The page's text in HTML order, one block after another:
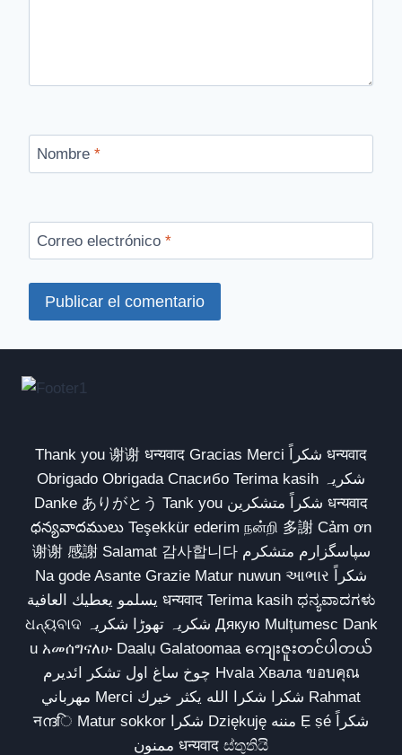
Nombre *
Correo electrónico *
Thank you 谢谢 धन्यवाद Gracias Merci شكراً धन्यवाद
Obrigado Obrigada Спасибо Terima kasih شکریہ
Danke ありがとう Tank you شكراً متشكرين धन्यवाद
ధన్యవాదములు Teşekkür ederim நன்றி 多謝 Cảm ơn
谢谢 感謝 Salamat 감사합니다 سپاسگزارم متشکرم
Na gode Asante Grazie Matur nuwun આભાર شكراً
يسلمو يعطيك العافية धन्यवाद Terima kasih ಧನ್ಯವಾದಗಳು
ଧନ୍ୟବାଦ شکریہ تھوڑا شکریہ Дякую Mulțumesc Dank
u አመሰግናለሁ Daalụ Galatoomaa ကျေးဇူးတင်ပါတယ်
چوخ ساغ اول تشکر ائدیرم Hvala Хвала ขอบคุณ
مهرباني Merci شكرا شكرا الله يكثر خيرك Rahmat
नന്ദि Matur sokkor شكرا Dziękuję مننه Ẹ ṣé شكراً
ممنون धन्यवाद ස්තුතියි